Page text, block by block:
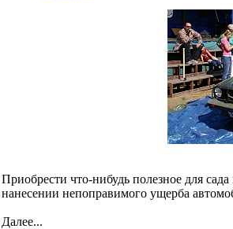
Приобрести что-нибудь полезное для
нанесении непоправимого ущерба
Далее...